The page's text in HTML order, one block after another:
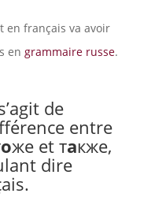
en français va avoir
en grammaire russe.
de
entre
оже et также,
dire